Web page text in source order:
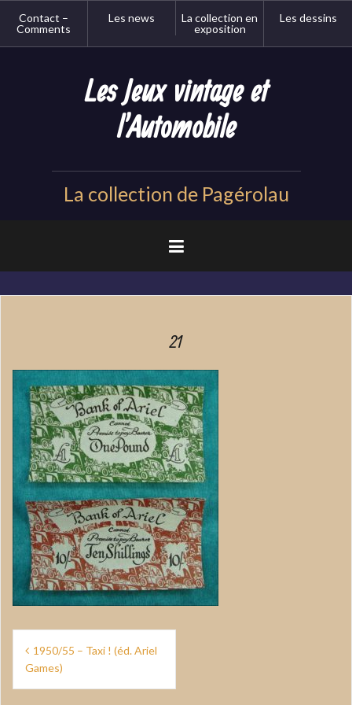
Contact –
Comments
Les news
La collection en
exposition
Les dessins
Les Jeux vintage et
l'Automobile
La collection de Pagérolau
21
Navigation
de
l’article
1950/55 – Taxi ! (éd. Ariel
Games)